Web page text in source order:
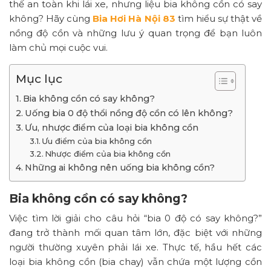
thế an toàn khi lái xe, nhưng liệu bia không cồn có say
không? Hãy cùng Bia Hơi Hà Nội 83 tìm hiểu sự thật về
nồng độ cồn và những lưu ý quan trọng để bạn luôn
làm chủ mọi cuộc vui.
Mục lục
Bia không cồn có say không?
Uống bia 0 độ thổi nồng độ cồn có lên không?
Ưu, nhược điểm của loại bia không cồn
Ưu điểm của bia không cồn
Nhược điểm của bia không cồn
Những ai không nên uống bia không cồn?
Bia không cồn có say không?
Việc tìm lời giải cho câu hỏi “bia 0 độ có say không?”
đang trở thành mối quan tâm lớn, đặc biệt với những
người thường xuyên phải lái xe. Thực tế, hầu hết các
loại bia không cồn (bia chay) vẫn chứa một lượng cồn